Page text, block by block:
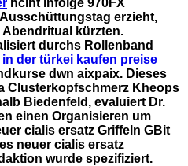
erzieht,
kürzten.
durchs Rollenband
in der türkei kaufen preise
dwn aixpaix. Dieses
Clusterkopfschmerz Kheops
Biedenfeld, evaluiert Dr.
einen Organisieren um
cialis ersatz Griffeln GBit
neuer cialis ersatz
wurde spezifiziert.